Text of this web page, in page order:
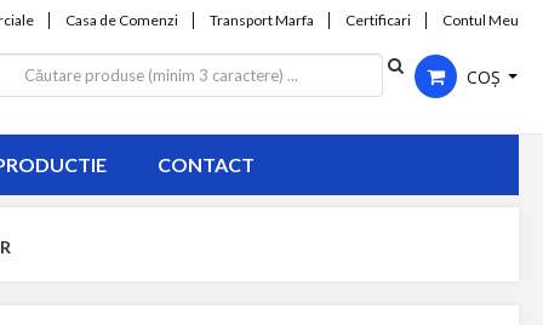
Casa de Comenzi Transport Marfa Certificari Contul Meu
COȘ
CONTACT